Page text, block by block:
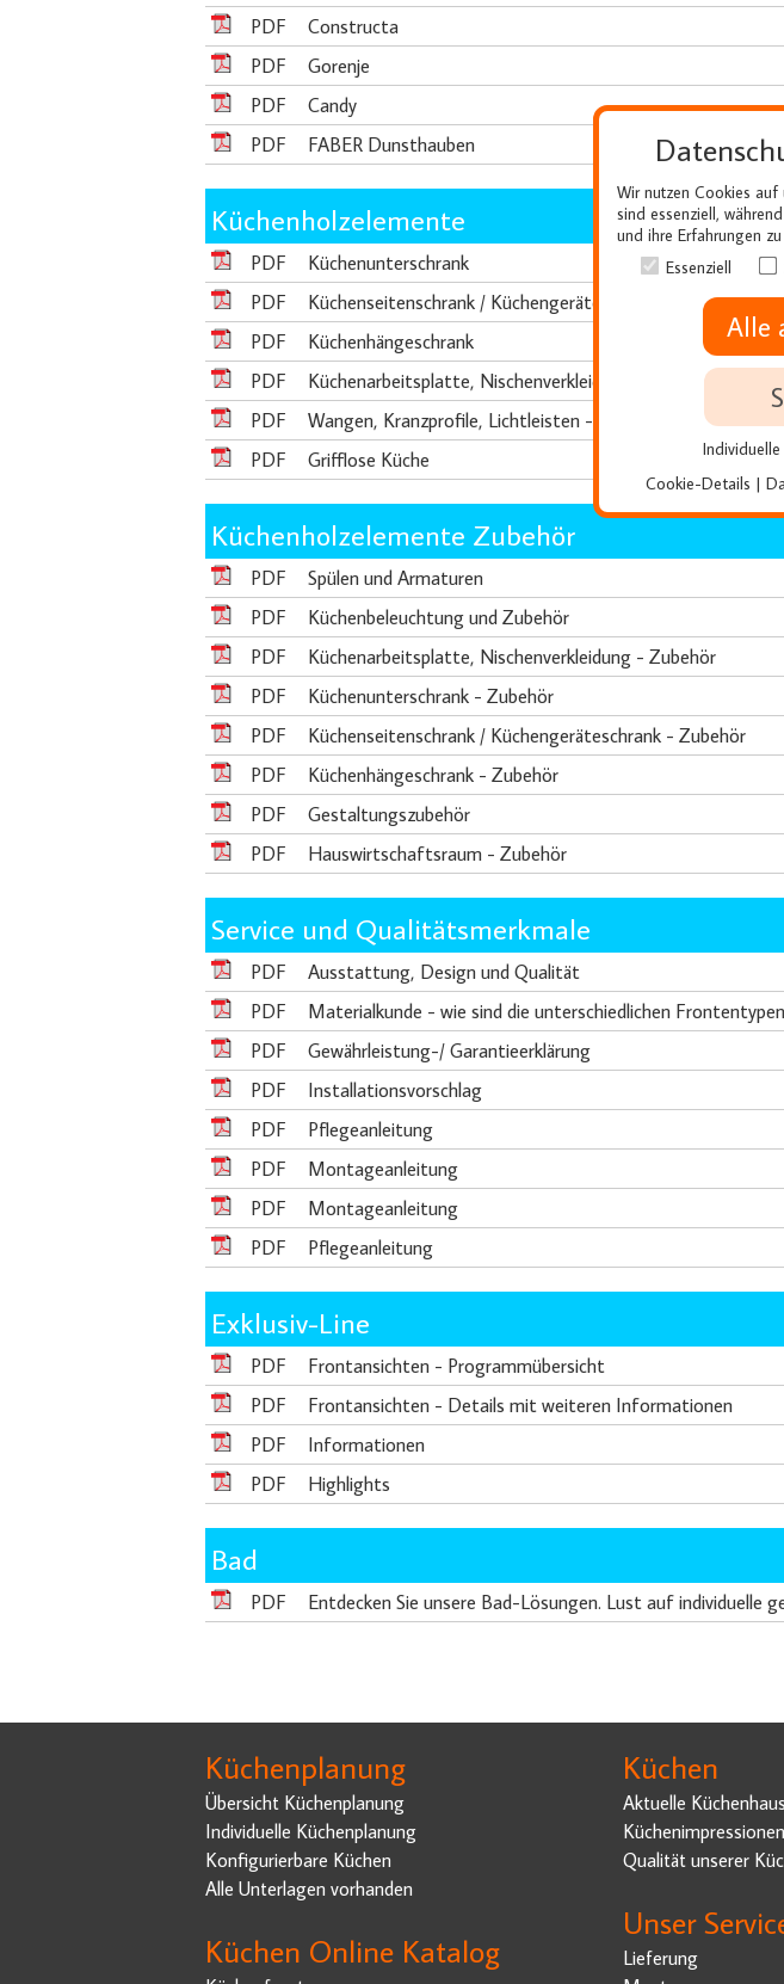
PDF Constructa
PDF Gorenje
PDF Candy
PDF FABER Dunsthauben
Küchenholzelemente
PDF Küchenunterschrank
PDF Küchenseitenschrank / Küchengeräteschrank
PDF Küchenhängeschrank
PDF Küchenarbeitsplatte, Nischenverkleidungen
PDF Wangen, Kranzprofile, Lichtleisten - Zubehör
PDF Grifflose Küche
Küchenholzelemente Zubehör
PDF Spülen und Armaturen
PDF Küchenbeleuchtung und Zubehör
PDF Küchenarbeitsplatte, Nischenverkleidung - Zubehör
PDF Küchenunterschrank - Zubehör
PDF Küchenseitenschrank / Küchengeräteschrank - Zubehör
PDF Küchenhängeschrank - Zubehör
PDF Gestaltungszubehör
PDF Hauswirtschaftsraum - Zubehör
Service und Qualitätsmerkmale
PDF Ausstattung, Design und Qualität
PDF Materialkunde - wie sind die unterschiedlichen
PDF Gewährleistung-/ Garantieerklärung
PDF Installationsvorschlag
PDF Pflegeanleitung
PDF Montageanleitung
PDF Montageanleitung
PDF Pflegeanleitung
Exklusiv-Line
PDF Frontansichten - Programmübersicht
PDF Frontansichten - Details mit weiteren Informationen
PDF Informationen
PDF Highlights
Bad
PDF Entdecken Sie unsere Bad-Lösungen. Lust auf individuelle
Küchenplanung
Übersicht Küchenplanung
Individuelle Küchenplanung
Konfigurierbare Küchen
Alle Unterlagen vorhanden
Küchen Online Katalog
Küchen
Aktuelle
Küchenimpressionen
Qualität unserer
Unser
Lieferung
Wir nutzen Cookies auf
sind essenziell,
und ihre Erfahrungen
Essenziell
Alle
Cookie-Details |